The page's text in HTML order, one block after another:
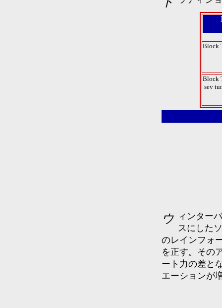
Block
Block
sev
ウィンターバージョンのベースをポリイーター・パイロフレック
スにした
のレインフォ
を正す。その
ート力の差と
エーションが